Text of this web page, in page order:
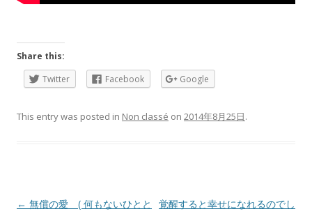
Share this:
Twitter
Facebook Google
This entry was posted in Non classé on 2014年8月25日.
Post
← 無償の愛 ( 何もないひとと
覚醒すると幸せになれるのでし